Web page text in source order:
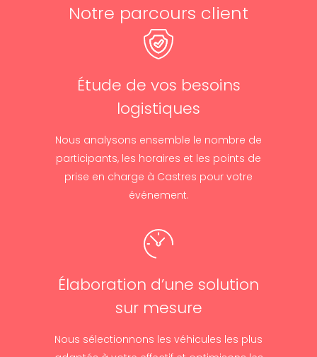
Notre parcours client
Étude de vos besoins
logistiques
Nous analysons ensemble le nombre de
participants, les horaires et les points de
prise en charge à Castres pour votre
événement.
Élaboration d’une solution
sur mesure
Nous sélectionnons les véhicules les plus